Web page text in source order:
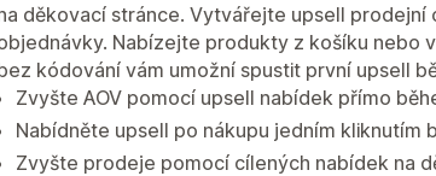
děkovací stránce. Vytvářejte upsell
Nabízejte produkty z košíku nebo
kódování vám umožní spustit první upsell
Zvyšte AOV pomocí upsell nabídek přímo
Nabídněte upsell po nákupu jedním kliknutím
Zvyšte prodeje pomocí cílených nabídek na